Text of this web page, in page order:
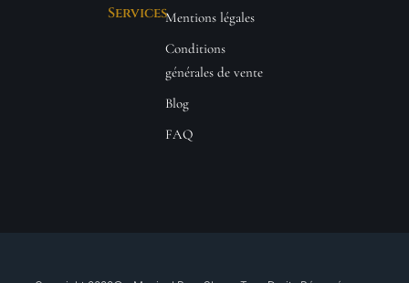
ServicesMentions légales
Conditions
générales de vente
Blog
FAQ